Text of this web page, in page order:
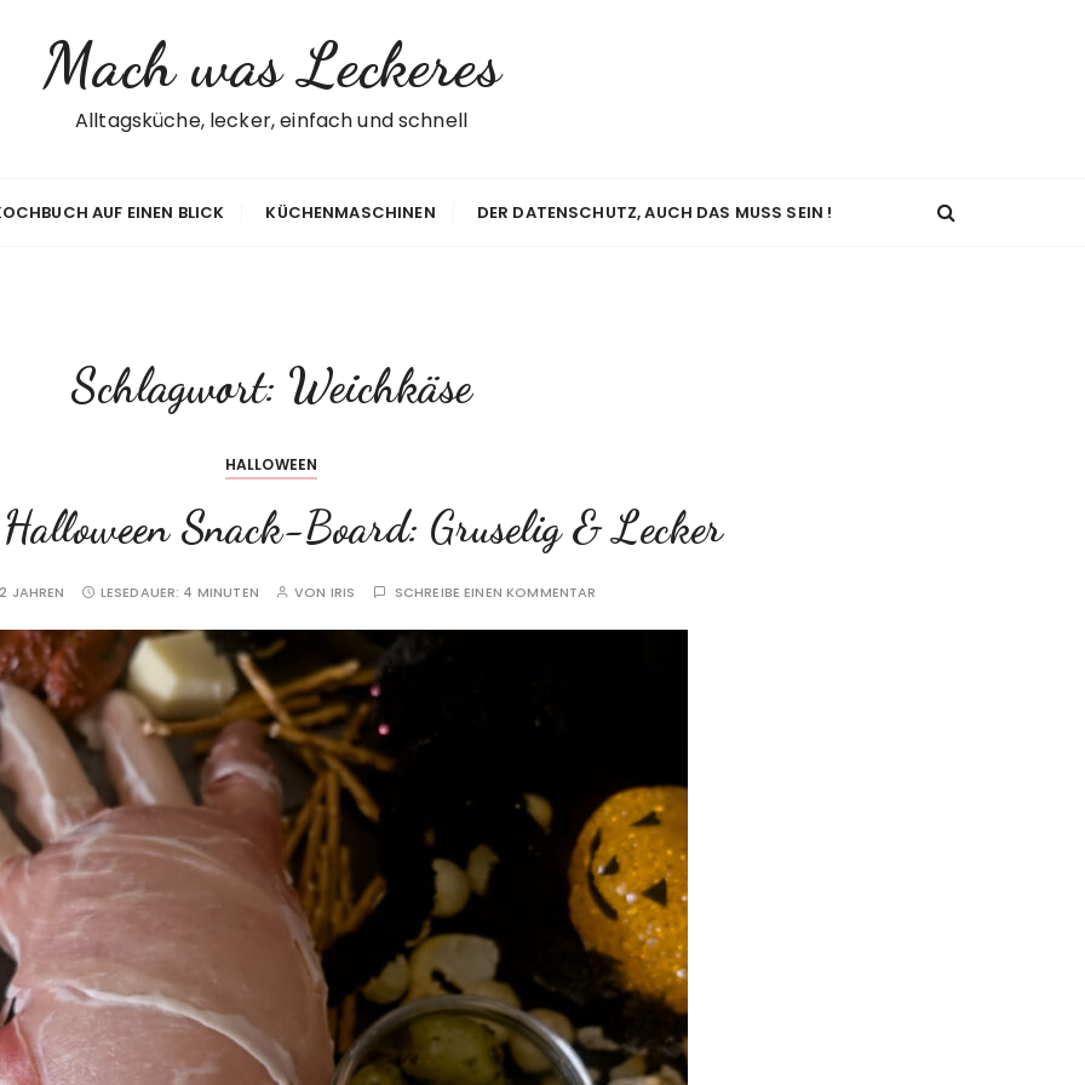
Mach was Leckeres
Alltagsküche, lecker, einfach und schnell
AUF EINEN BLICK KÜCHENMASCHINEN DER DATENSCHUTZ, AUCH DAS MUSS SEIN !
Schlagwort: Weichkäse
HALLOWEEN
Snack-Board: Gruselig & Lecker
JAHREN LESEDAUER: 4 MINUTEN VON IRIS SCHREIBE EINEN KOMMENTAR